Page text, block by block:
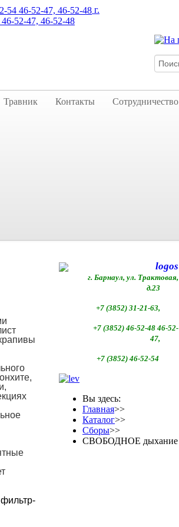
г.
52-47, 46-52-48
Травник Контакты Сотрудничество
г. Барнаул, ул. Трактовая,
д.23
+7 (3852) 31-21-63,
+7 (3852) 46-52-48 46-52-
47,
+7 (3852) 46-52-54
Вы здесь:
Главная>>
Каталог>>
Сборы>>
СВОБОДНОЕ дыхание